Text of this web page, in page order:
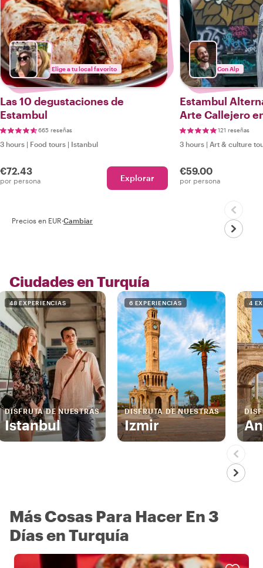
Elige a tu local favorito
Las 10 degustaciones de
Estambul
665 reseñas
3 hours | Food tours | Istanbul
€72.43
por persona Explorar
Con Alp
Estambul
Arte Callejero
121 reseñas
3 hours | Art & culture
€59.00
por persona
Precios en EUR·Cambiar
Ciudades en Turquía
48 EXPERIENCIAS
DISFRUTA DE NUESTRAS
Istanbul
6 EXPERIENCIAS
DISFRUTA DE NUESTRAS
Izmir
4
Más Cosas Para Hacer En 3
Días en Turquía